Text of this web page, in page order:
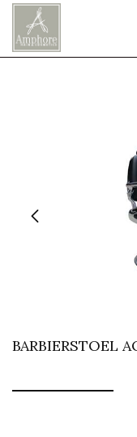
BARBIERSTOEL